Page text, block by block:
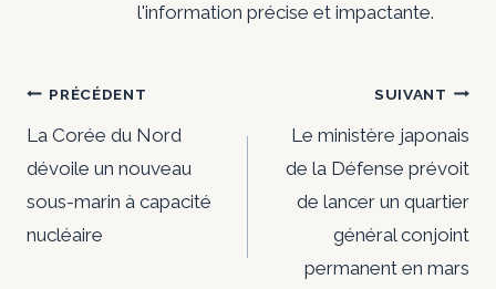
l'information précise et impactante.
Navigation
de
l’article
PRÉCÉDENT
La Corée du Nord
dévoile un nouveau
sous-marin à capacité
nucléaire
SUIVANT
Le ministère japonais
de la Défense prévoit
de lancer un quartier
général conjoint
permanent en mars